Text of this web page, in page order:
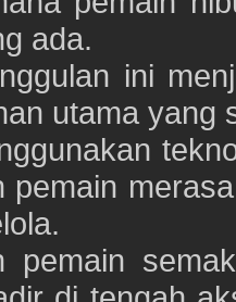
ada.
ini
utama yang
pemain
pemain